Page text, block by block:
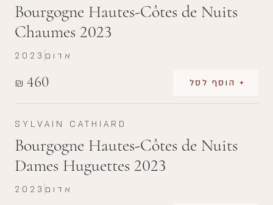
Bourgogne Hautes-Côtes de Nuits
Chaumes 2023
₪ 460 + הוסף לסל
2023 אדום
SYLVAIN CATHIARD
Bourgogne Hautes-Côtes de Nuits
Dames Huguettes 2023
2023 אדום